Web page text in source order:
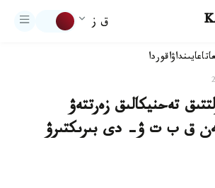
ق ز
تاعايىنداۋاقوردا
تەحنيكالىق زەرتتەۋ
ق ب ت ۋ- دى بىرىكتىرۋ